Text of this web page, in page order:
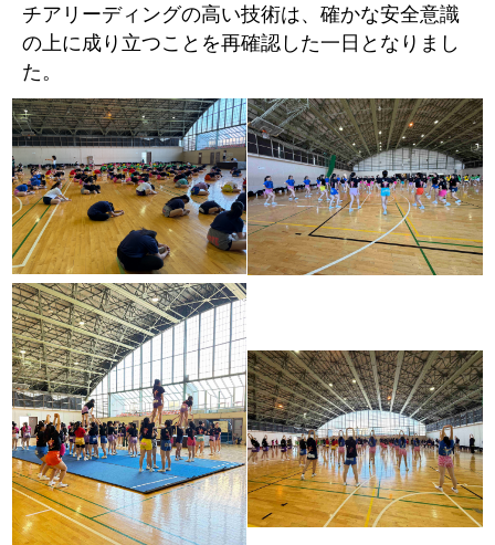
チアリーディングの高い技術は、確かな安全意識
の上に成り立つことを再確認した一日となりまし
た。